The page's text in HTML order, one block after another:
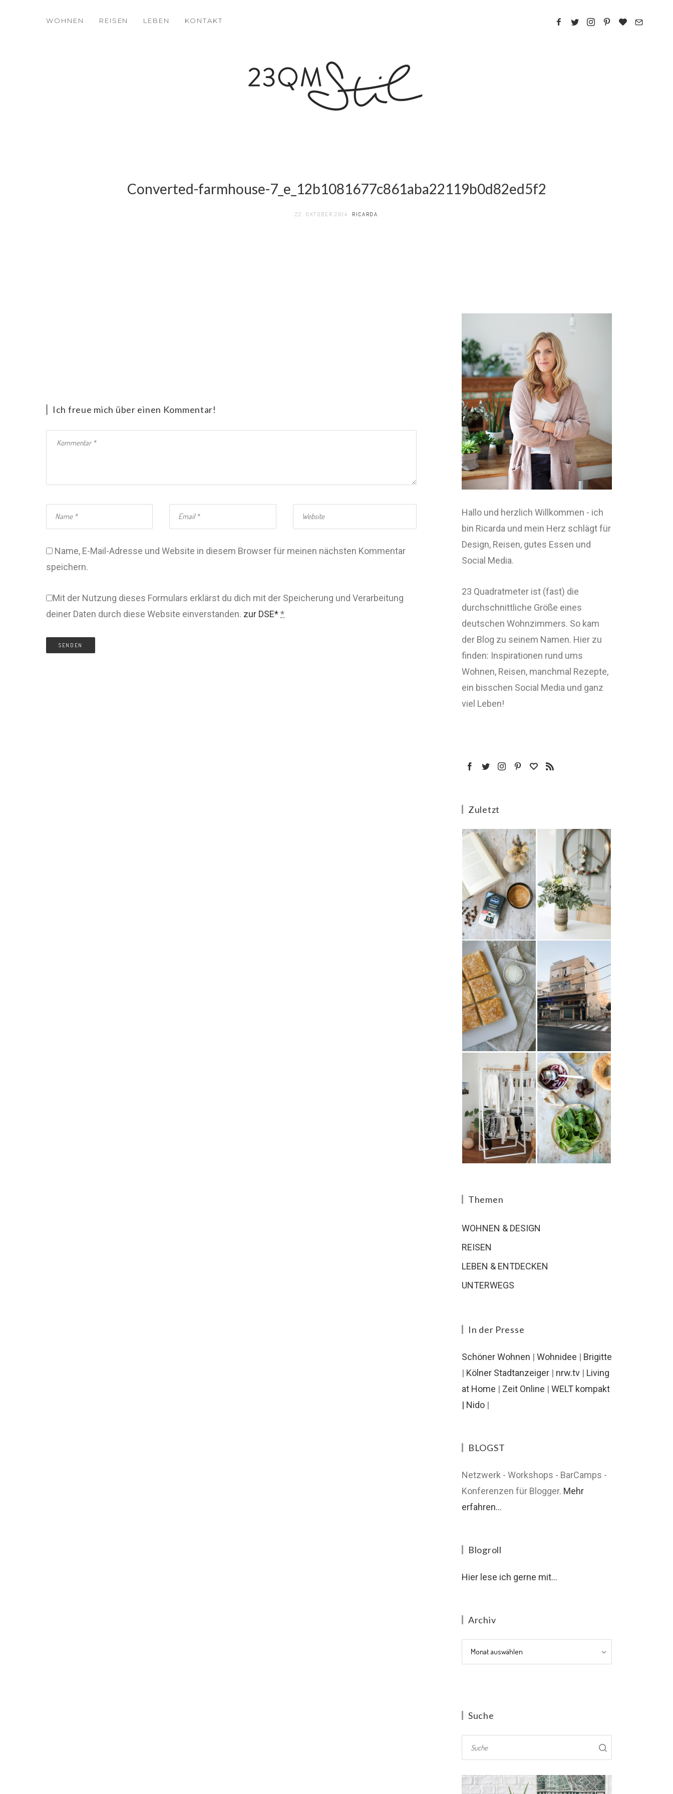
WOHNEN REISEN LEBEN KONTAKT
Converted-farmhouse-7_e_12b1081677c861aba22119b0d82ed5f2
22. OKTOBER 2014 RICARDA
Ich freue mich über einen Kommentar!
Name, E-Mail-Adresse und Website in diesem Browser für meinen nächsten Kommentar
speichern.
Mit der Nutzung dieses Formulars erklärst du dich mit der Speicherung und Verarbeitung
deiner Daten durch diese Website einverstanden. zur DSE**
Hallo und herzlich Willkommen - ich
bin Ricarda und mein Herz schlägt für
Design, Reisen, gutes Essen und
Social Media.
23 Quadratmeter ist (fast) die
durchschnittliche Größe eines
deutschen Wohnzimmers. So kam
der Blog zu seinem Namen. Hier zu
finden: Inspirationen rund ums
Wohnen, Reisen, manchmal Rezepte,
ein bisschen Social Media und ganz
viel Leben!
Zuletzt
Themen
WOHNEN & DESIGN
REISEN
LEBEN & ENTDECKEN
UNTERWEGS
In der Presse
Schöner Wohnen | Wohnidee | Brigitte
| Kölner Stadtanzeiger | nrw.tv | Living
at Home | Zeit Online | WELT kompakt
| Nido |
BLOGST
Netzwerk - Workshops - BarCamps -
Konferenzen für Blogger. Mehr
erfahren...
Blogroll
Hier lese ich gerne mit...
Archiv
Archiv
Suche